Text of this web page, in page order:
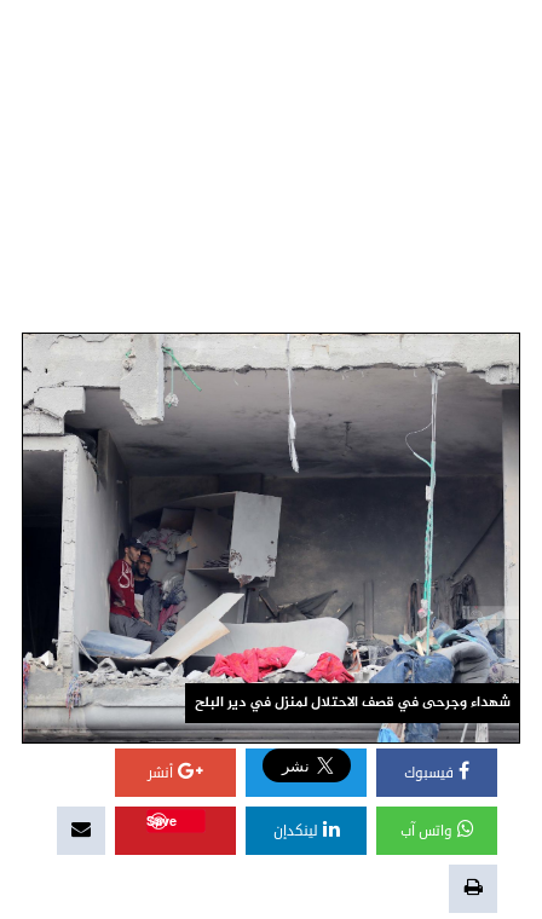
شهداء وجرحى في قصف الاحتلال لمنزل في دير البلح
فيسبوك أنشر
واتس آب لينكدإن
Save